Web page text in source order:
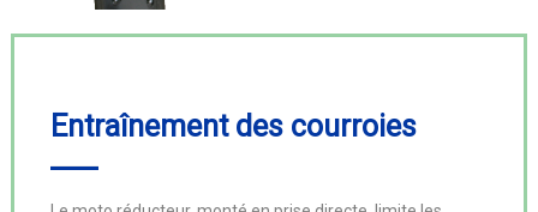
Entraînement des courroies